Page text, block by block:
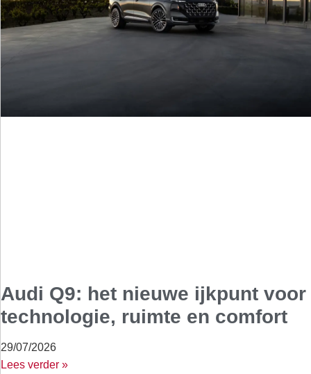
Audi Q9: het nieuwe ijkpunt voor
technologie, ruimte en comfort
29/07/2026
Lees verder »